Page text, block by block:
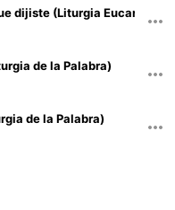
dijiste (Liturgia Eucaristica)
de la Palabra)
de la Palabra)